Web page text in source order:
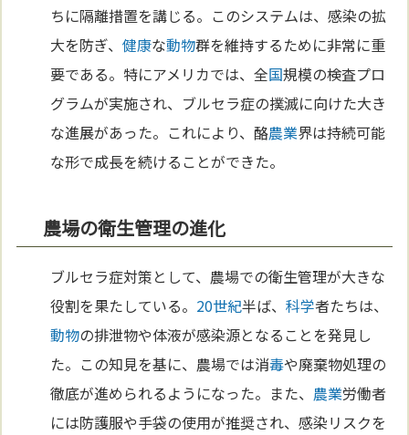
ちに隔離措置を講じる。このシステムは、感染の拡
大を防ぎ、健康な動物群を維持するために非常に重
要である。特にアメリカでは、全国規模の検査プロ
グラムが実施され、ブルセラ症の撲滅に向けた大き
な進展があった。これにより、酪農業界は持続可能
な形で成長を続けることができた。
農場の衛生管理の進化
ブルセラ症対策として、農場での衛生管理が大きな
役割を果たしている。 20世紀半ば、科学者たちは、
動物の排泄物や体液が感染源となることを発見し
た。この知見を基に、農場では消毒や廃棄物処理の
徹底が進められるようになった。また、 農業労働者
には防護服や手袋の使用が推奨され、感染リスクを